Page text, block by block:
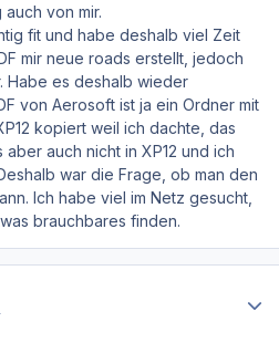
von mir.
fit und habe deshalb viel Zeit
mir neue roads erstellt, jedoch
Habe es deshalb wieder
von Aerosoft ist ja ein Ordner mit
kopiert weil ich dachte, das
auch nicht in XP12 und ich
war die Frage, ob man den
Ich habe viel im Netz gesucht,
brauchbares finden.